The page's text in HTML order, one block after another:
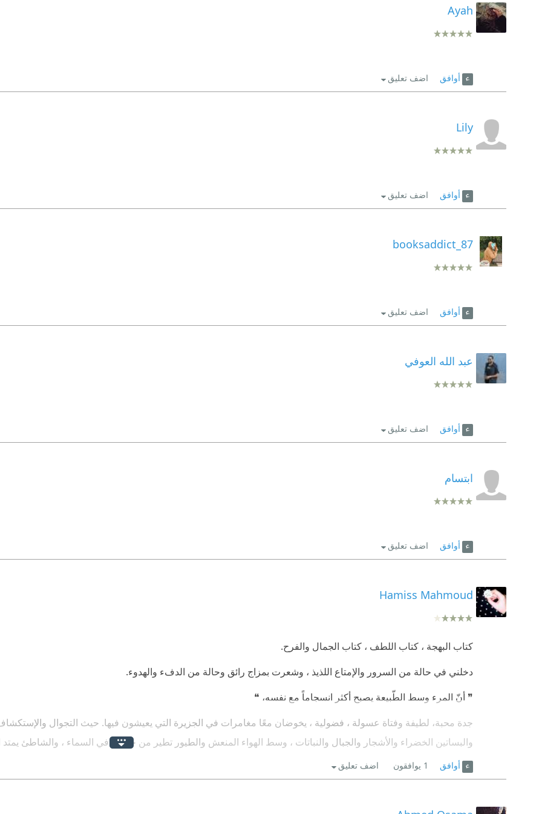
Ayah
أوافق اضف تعليق
Lily
أوافق اضف تعليق
booksaddict_87
أوافق اضف تعليق
عبد الله العوفي
أوافق اضف تعليق
ابتسام
أوافق اضف تعليق
Hamiss Mahmoud
كتاب البهجة ، كتاب اللطف ، كتاب الجمال والفرح.
دخلني في حالة من السرور والإمتاع اللذيذ ، وشعرت بمزاج رائق وحالة من الدفء والهدوء.
❞ أنّ المرء وسط الطّبيعة يصبح أكثر انسجاماً مع نفسه، ❝
جدة محبة، لطيفة وفتاة عسولة ، فضولية ، يخوضان معًا مغامرات في الجزيرة التي يعيشون فيها. حيث التجوال
والبساتين الخضراء والأشجار والجبال والنباتات ، وسط الهواء المنعش والطيور تطير من حولهم في السماء ، والشاطئ
ساطع بنوره البراق.
أوافق 1 يوافقون اضف تعليق